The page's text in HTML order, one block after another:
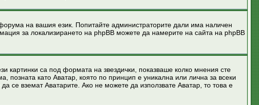
на вашия език. Попитайте администраторите дали има наличен
за локализирането на phpBB можете да намерите на сайта на phpBB
картинки са под формата на звездички, показваше колко мнения сте
позната като Аватар, която по принцип е уникална или лична за всеки
се вземат Аватарите. Ако не можете да използвате Аватар, то това е